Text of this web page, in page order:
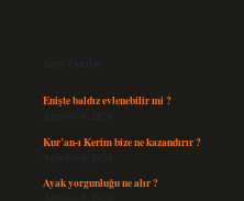
Son Yazılar
Enişte baldız evlenebilir mi ?
Ağustos 6, 2026
Kur’an-ı Kerim bize ne kazandırır ?
Ağustos 6, 2026
Ayak yorgunluğu ne alır ?